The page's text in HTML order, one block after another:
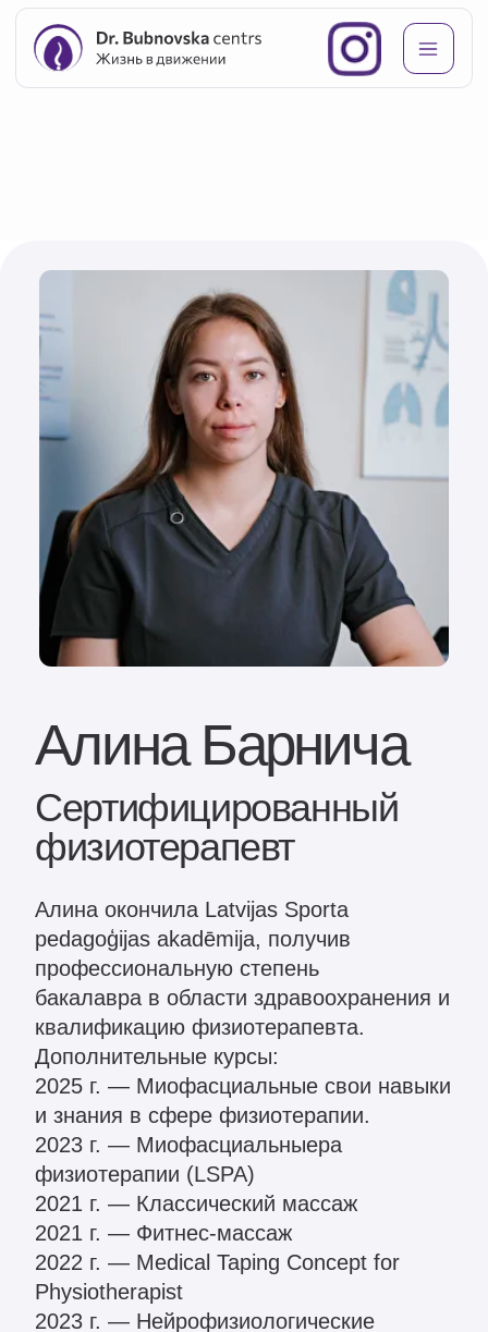
Сертифицированный
физиотерапевт
Алина Барнича
Алина окончила Latvijas Sporta
pedagoģijas akadēmija, получив
квалификацию физиотерапевта.
Дополнительные курсы:
2025 г. — Миофасциальные свои навыки
и знания в сфере физиотерапии.
2023 г. — Миофасциальныера
физиотерапии (LSPA)
2021 г. — Классический массаж
2022 г. — Medical Taping Concept for
Physiotherapist
2023 г. — Нейрофизиологические
техники активной мобилизации — метод
Кабата
(верхние и нижние конечности)
2023 г. — Пальпаторная анатомия
2024 г. — Нейрофизиологические
техники активной мобилизации — метод
Кабата
(лопатка, таз, шея, туловище)
2024 г. — Миофасциальный болевой
синдром (шея и спина)
2024 г. — FDM Ortho-Sport
2024 г. — FDM — Taping
2024 г. — Медицинская реабилитация
пациентов после тотального
эндопротезирования
крупных суставов по методу доктора
Бубновского
2025 г. — Миофасциальный массаж —